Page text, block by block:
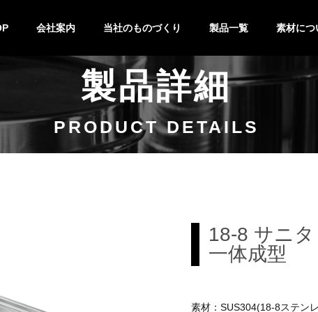
会社案内 当社のものづくり
技術紹介
設備紹介
製作の流れ
特注&OEM
製品一覧
バット
キッチンポット
鍋
キッチン小物
素材につ
ステンレス
製品詳細
PRODUCT DETAILS
18-8 サニ
一体成型
素材：SUS304(18-8ステン